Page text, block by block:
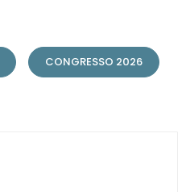
CONGRESSO 2026